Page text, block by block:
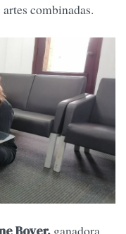
combinadas.
ganadora